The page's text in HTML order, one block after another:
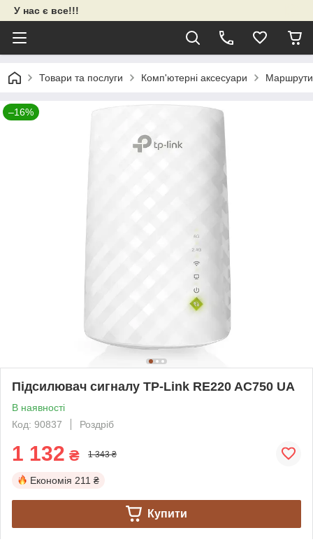
У нас є все!!!
Товари та послуги Комп'ютерні аксесуари
–16%
Підсилювач сигналу TP-Link RE220 AC750 UA
В наявності
Код: 90837
Роздріб
1 132 ₴ 1 343 ₴
Економія 211 ₴
Купити